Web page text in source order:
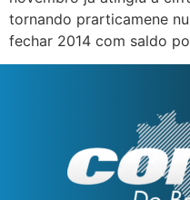
tornando prarticamene
fechar 2014 com saldo